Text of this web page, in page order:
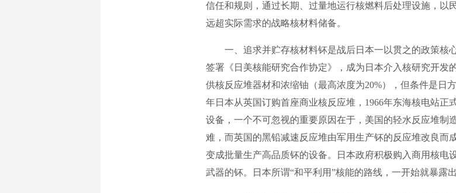
信任和规则，通过长期、过量地运行核燃料后处理设施，以
远超实际需求的战略核材料储备。
一、追求并贮存核材料钚是战后日本一以贯之的政策核
签署《日美核能研究合作协定》，成为日本介入核研究开发
供核反应堆器材和浓缩铀（最高浓度为20%），但条件是日
年日本从英国订购首座商业核反应堆，1966年东海核电站正
设备，一个不可忽视的重要原因在于，美国的轻水反应堆制
难，而英国的黑铅减速反应堆由军用生产钚的反应堆改良而
变成批量生产高品质钚的设备。日本政府积极购入商用核电
武器的钚。日本所谓“和平利用”核能的路线，一开始就暴露出